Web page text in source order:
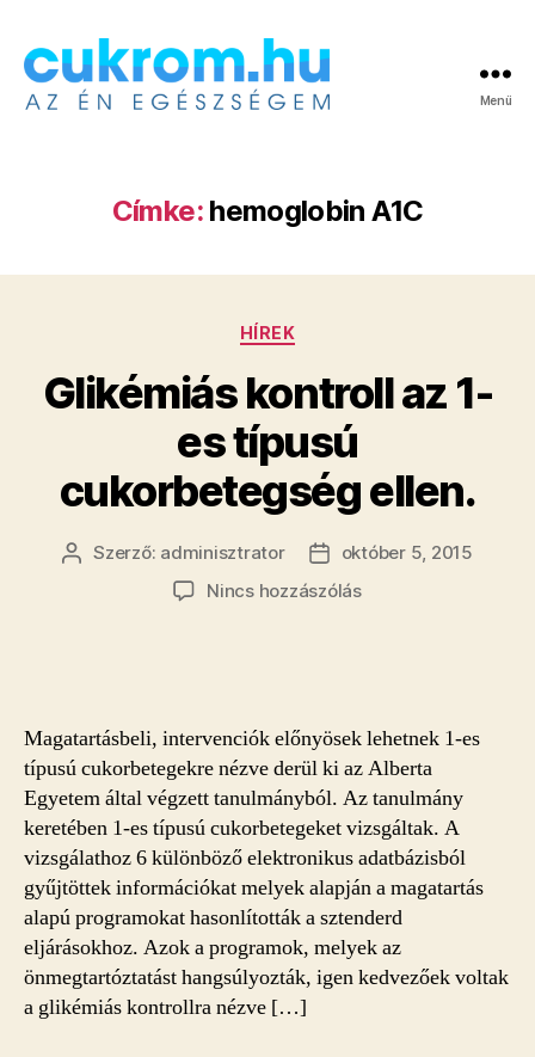
Menü
Címke: hemoglobin A1C
Kategóriák
HÍREK
Glikémiás kontroll az 1-
es típusú
cukorbetegség ellen.
Bejegyzés
Szerző: adminisztrator
Bejegyzés
dátuma
október 5, 2015
Nincs hozzászólása(z)
típusú
cukorbetegség
ellen.
bejegyzéshez
Magatartásbeli, intervenciók előnyösek lehetnek 1-es
típusú cukorbetegekre nézve derül ki az Alberta
Egyetem által végzett tanulmányból. Az tanulmány
keretében 1-es típusú cukorbetegeket vizsgáltak. A
vizsgálathoz 6 különböző elektronikus adatbázisból
gyűjtöttek információkat melyek alapján a magatartás
alapú programokat hasonlították a sztenderd
eljárásokhoz. Azok a programok, melyek az
önmegtartóztatást hangsúlyozták, igen kedvezőek voltak
a glikémiás kontrollra nézve […]